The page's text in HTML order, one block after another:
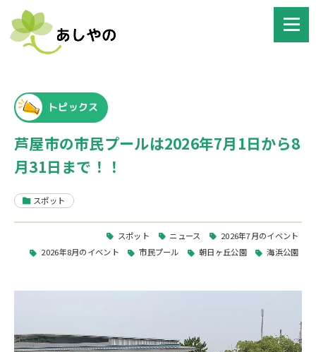
トピックス
芦屋市の市民プールは2026年7月1日から8
月31日まで！！
スポット
スポット ニュース
2026年7月のイベント
2026年8月のイベント
市民プール 朝日ヶ丘公園 海浜公園